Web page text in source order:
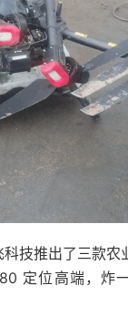
技推出了三款农
定位高端，炸